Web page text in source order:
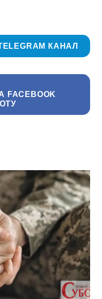
КАНАЛ